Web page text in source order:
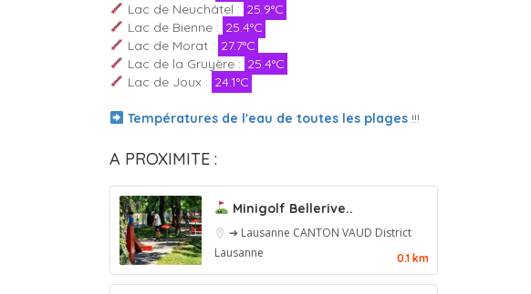
Lac de Neuchâtel : 25.9°C
Lac de Bienne : 25.4°C
Lac de Morat : 27.7°C
Lac de la Gruyère : 25.4°C
Lac de Joux : 24.1°C
Températures de l'eau de toutes les plages!!!
A PROXIMITE :
Minigolf Bellerive..
➔ Lausanne CANTON VAUD District
Lausanne
0.1 km